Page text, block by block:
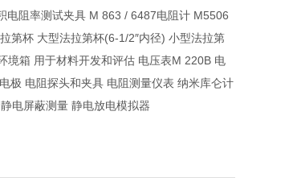
阻率测试夹具 M 863 / 6487电阻计 M5506
第杯 大型法拉第杯(6-1/2″内径) 小型法拉第
境箱 用于材料开发和评估 电压表M 220B 电
极 电阻探头和夹具 电阻测量仪表 纳米库仑计
电屏蔽测量 静电放电模拟器